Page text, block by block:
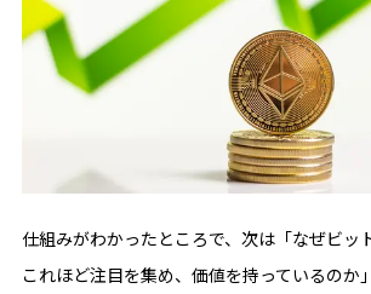
仕組みがわかったところで、次は「なぜビッ
これほど注目を集め、価値を持っているのか